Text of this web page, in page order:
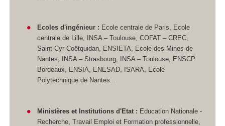
Ecoles d'ingénieur : Ecole centrale de Paris, Ecole
centrale de Lille, INSA – Toulouse, COFAT – CREC,
Saint-Cyr Coëtquidan, ENSIETA, Ecole des Mines de
Nantes, INSA – Strasbourg, INSA – Toulouse, ENSCP
Bordeaux, ENSIA, ENESAD, ISARA, Ecole
Polytechnique de Nantes...
Ministères et Institutions d'Etat : Education Nationale -
Recherche, Travail Emploi et Formation professionnelle,